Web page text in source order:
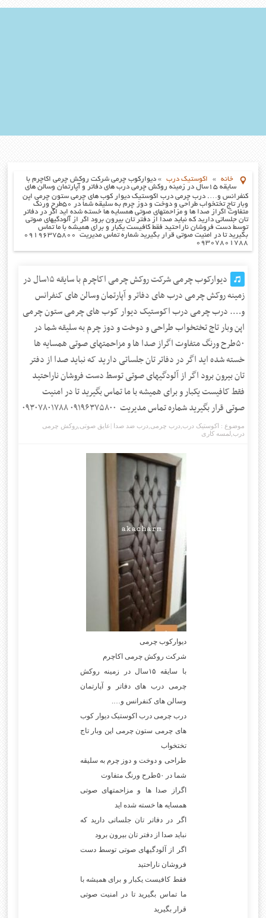
خانه » اکوستیک درب »دیوارکوب چرمی شرکت روکش چرمی اکاچرم با
سایقه ۱۵سال در زمینه روکش چرمی درب های دفاتر و آپارتمان وسالن های
کنفرانس و…. درب چرمی درب اکوستیک دیوار کوب های چرمی ستون چرمی اپن
وبار تاج تختخواب طراحی و دوخت و دوز چرم به سلیقه شما در ۵۰طرح ورنگ
متفاوت اگراز صدا ها و مزاحمتهای صوتی همسایه ها خسته شده اید اگر در دفاتر
تان جلساتی دارید که نباید صدا از دفتر تان بیرون برود اگر از آلودگیهای صوتی
توسط دست فروشان ناراحتید فقط کافیست یکبار و برای همیشه با ما تماس
بگیرید تا در امنیت صوتی قرار بگیرید شماره تماس مدیریت ۰۹۱۹۶۳۷۵۸۰۰
۰۹۳۰۷۸۰۱۷۸۸
دیوارکوب چرمی شرکت روکش چرمی اکاچرم با سایقه ۱۵سال در
زمینه روکش چرمی درب های دفاتر و آپارتمان وسالن های کنفرانس
و…. درب چرمی درب اکوستیک دیوار کوب های چرمی ستون چرمی
اپن وبار تاج تختخواب طراحی و دوخت و دوز چرم به سلیقه شما در
۵۰طرح ورنگ متفاوت اگراز صدا ها و مزاحمتهای صوتی همسایه ها
خسته شده اید اگر در دفاتر تان جلساتی دارید که نباید صدا از دفتر
تان بیرون برود اگر از آلودگیهای صوتی توسط دست فروشان ناراحتید
فقط کافیست یکبار و برای همیشه با ما تماس بگیرید تا در امنیت
صوتی قرار بگیرید شماره تماس مدیریت ۰۹۱۹۶۳۷۵۸۰۰ ۰۹۳۰۷۸۰۱۷۸۸
موضوع : اکوستیک درب درب چرمی درب ضد صدا |عایق صوتی ,روکش چرمی
درب لمسه کاری
دیوارکوب چرمی
شرکت روکش چرمی اکاچرم
با سایقه ۱۵سال در زمینه روکش
چرمی درب های دفاتر و آپارتمان
وسالن های کنفرانس و….
درب چرمی درب اکوستیک دیوار کوب
های چرمی ستون چرمی اپن وبار تاج
تختخواب
طراحی و دوخت و دوز چرم به سلیقه
شما در ۵۰طرح ورنگ متفاوت
اگراز صدا ها و مزاحمتهای صوتی
همسایه ها خسته شده اید
اگر در دفاتر تان جلساتی دارید که
نباید صدا از دفتر تان بیرون برود
اگر از آلودگیهای صوتی توسط دست
فروشان ناراحتید
فقط کافیست یکبار و برای همیشه با
ما تماس بگیرید تا در امنیت صوتی
قرار بگیرید